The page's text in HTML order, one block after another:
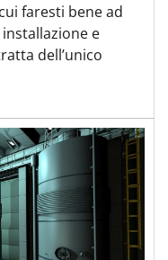
faresti bene ad
e
dell’unico